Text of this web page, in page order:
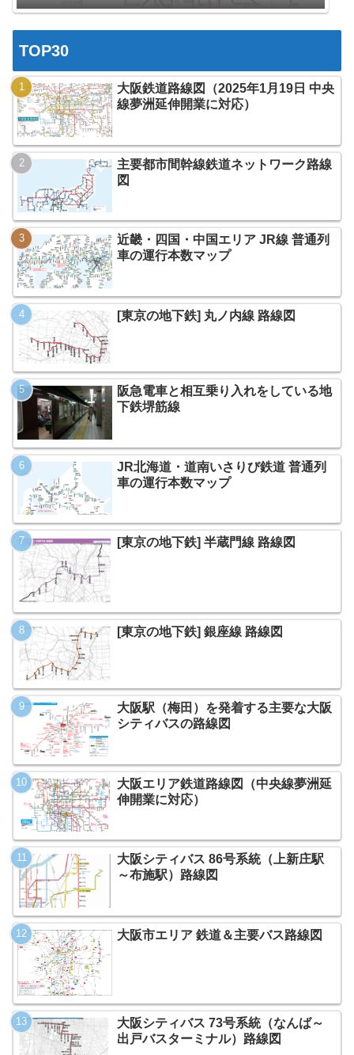
TOP30
大阪鉄道路線図（2025年1月19日 中央
線夢洲延伸開業に対応）
主要都市間幹線鉄道ネットワーク路線
図
近畿・四国・中国エリア JR線 普通列
車の運行本数マップ
[東京の地下鉄] 丸ノ内線 路線図
阪急電車と相互乗り入れをしている地
下鉄堺筋線
JR北海道・道南いさりび鉄道 普通列
車の運行本数マップ
[東京の地下鉄] 半蔵門線 路線図
[東京の地下鉄] 銀座線 路線図
大阪駅（梅田）を発着する主要な大阪
シティバスの路線図
大阪エリア鉄道路線図（中央線夢洲延
伸開業に対応）
大阪シティバス 86号系統（上新庄駅
～布施駅）路線図
大阪市エリア 鉄道＆主要バス路線図
大阪シティバス 73号系統（なんば～
出戸バスターミナル）路線図